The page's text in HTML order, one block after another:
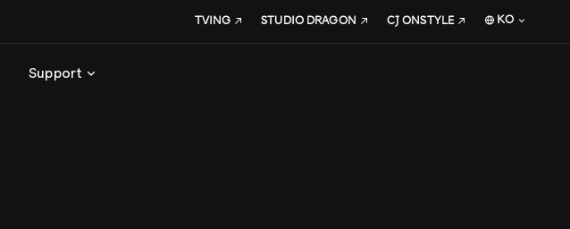
Support
TVING STUDIO DRAGON CJ ONSTYLE KO